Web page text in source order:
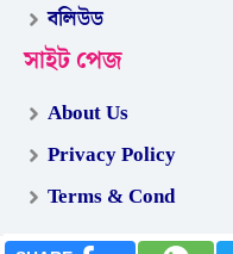
বলিউড
সাইট পেজ
About Us
Privacy Policy
Terms & Cond